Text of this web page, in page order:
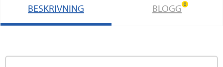
BESKRIVNING BLOGG 0